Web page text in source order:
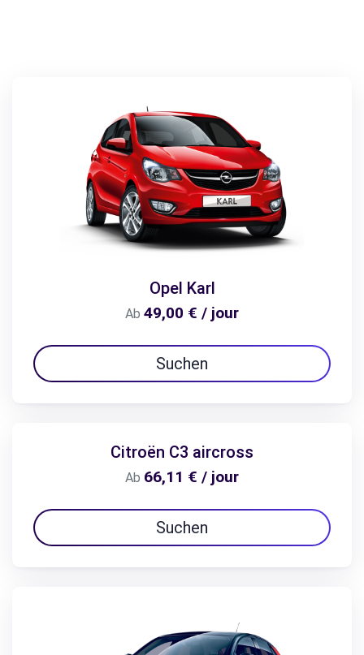
Opel Karl
Ab 49,00 € / jour
Suchen
Citroën C3 aircross
Ab 66,11 € / jour
Suchen